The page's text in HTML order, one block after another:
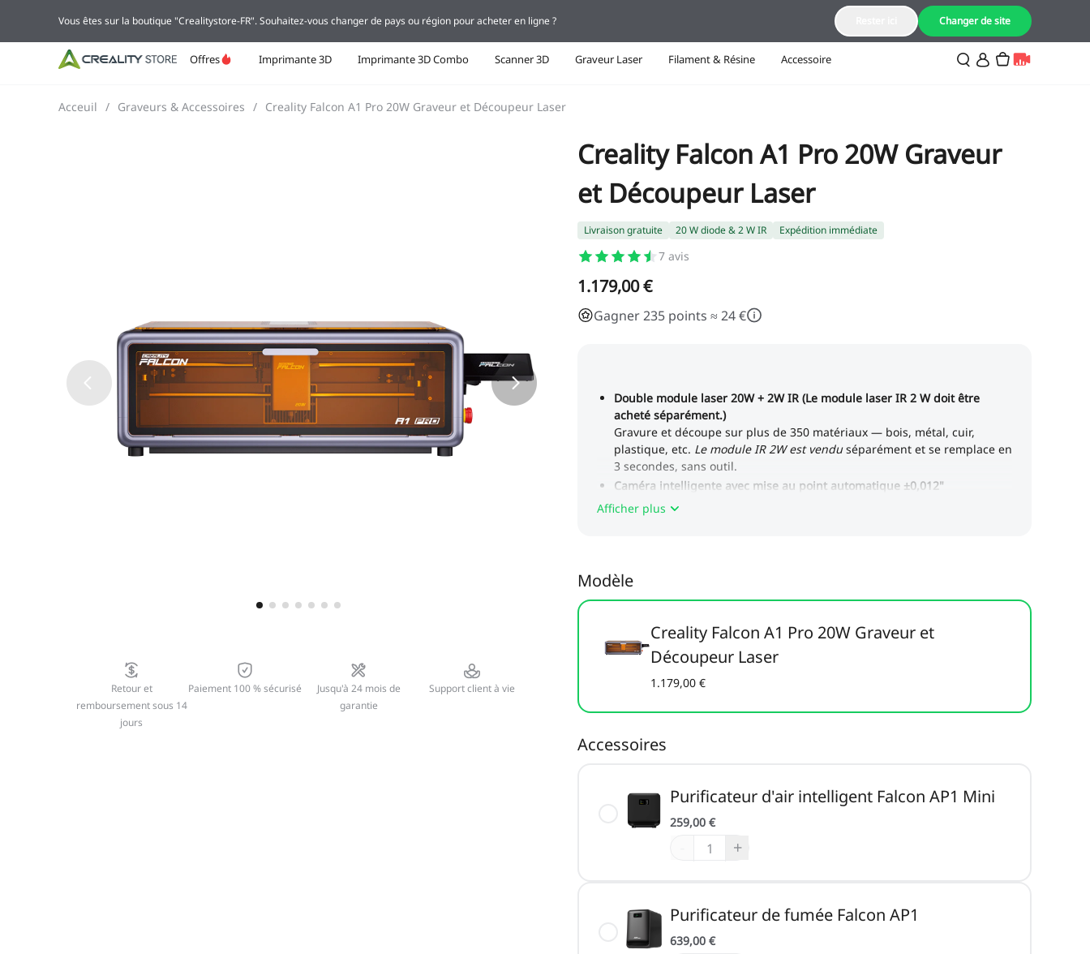
FR(Français)
Offres Imprimante 3D Imprimante 3D Combo Scanner 3D Graveur Laser Filament & Résine Accessoire
Acceuil / Graveurs & Accessoires / Creality Falcon A1 Pro 20W Graveur et Découpeur Laser
Retour et
remboursement sous 14
jours
Paiement 100 % sécurisé
Jusqu'à 24 mois de
garantie
Support client à vie
Creality Falcon A1 Pro 20W Graveur
et Découpeur Laser
Livraison gratuite 20 W diode & 2 W IR Expédition immédiate
7 avis
1.179,00 €
Gagner 235 points ≈ 24 €
Afficher plus
Modèle
Creality Falcon A1 Pro 20W Graveur et
Découpeur Laser
1.179,00 €
Accessoires
Purificateur d'air intelligent Falcon AP1 Mini
259,00 €
+
Purificateur de fumée Falcon AP1
639,00 €
Vous êtes sur la boutique "Crealitystore-FR". Souhaitez-vous changer de pays ou région pour acheter en ligne ? Changer de site